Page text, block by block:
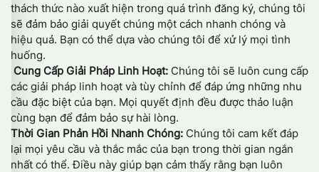
thách thức nào xuất hiện trong quá trình đăng ký, chúng tôi
sẽ đảm bảo giải quyết chúng một cách nhanh chóng và
hiệu quả. Bạn có thể dựa vào chúng tôi để xử lý mọi tình
huống.
Cung Cấp Giải Pháp Linh Hoạt: Chúng tôi sẽ luôn cung cấp
các giải pháp linh hoạt và tùy chỉnh để đáp ứng những nhu
cầu đặc biệt của bạn. Mọi quyết định đều được thảo luận
cùng bạn để đảm bảo sự hài lòng.
Thời Gian Phản Hồi Nhanh Chóng: Chúng tôi cam kết đáp
lại mọi yêu cầu và thắc mắc của bạn trong thời gian ngắn
nhất có thể. Điều này giúp bạn cảm thấy rằng bạn luôn